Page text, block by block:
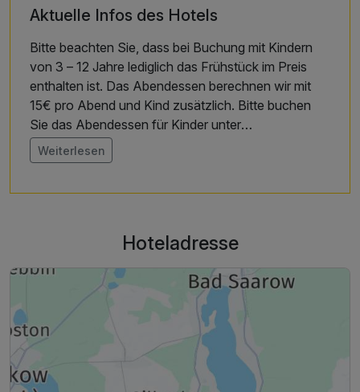
Aktuelle Infos des Hotels
Bitte beachten Sie, dass bei Buchung mit Kindern
von 3 – 12 Jahre lediglich das Frühstück im Preis
enthalten ist. Das Abendessen berechnen wir mit
15€ pro Abend und Kind zusätzlich. Bitte buchen
Sie das Abendessen für Kinder unter
Zusatzleistungen dazu.
Weiterlesen
Hoteladresse